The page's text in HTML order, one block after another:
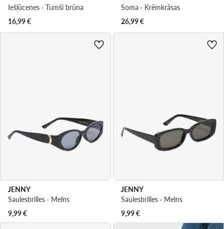
Iešļūcenes · Tumši brūna
16,99€
Soma · Krēmkrāsas
26,99€
JENNY
Saulesbrilles · Melns
9,99€
JENNY
Saulesbrilles · Melns
9,99€